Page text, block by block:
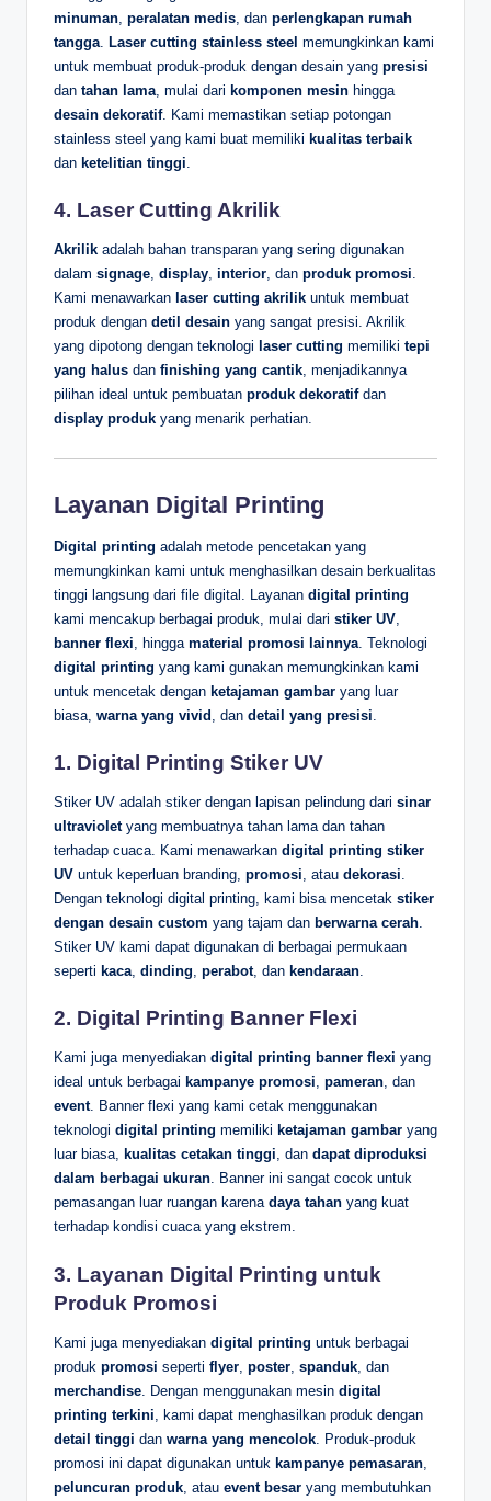
minuman peralatan medis , dan perlengkapan rumah
tangga Laser cutting stainless steel memungkinkan kami
untuk membuat produk-produk dengan desain yang presisi
dan tahan lama , mulai dari komponen mesin hingga
desain dekoratif. Kami memastikan setiap potongan
stainless steel yang kami buat memiliki kualitas terbaik
dan ketelitian tinggi
4. Laser Cutting Akrilik
Akrilik adalah bahan transparan yang sering digunakan
dalam signage display interior , dan produk promosi
Kami menawarkan laser cutting akrilik untuk membuat
produk dengan detil desain yang sangat presisi. Akrilik
yang dipotong dengan teknologi laser cutting memiliki tepi
yang halus dan finishing yang cantik , menjadikannya
pilihan ideal untuk pembuatan produk dekoratifdan
display produk yang menarik perhatian.
Layanan Digital Printing
Digital printing adalah metode pencetakan yang
memungkinkan kami untuk menghasilkan desain berkualitas
tinggi langsung dari file digital. Layanan digital printing
kami mencakup berbagai produk, mulai dari stiker UV,
banner flexi, hingga material promosi lainnya. Teknologi
digital printing yang kami gunakan memungkinkan kami
untuk mencetak dengan ketajaman gambar yang luar
biasa, warna yang vivid , dan detail yang presisi.
1. Digital Printing Stiker UV
Stiker UV adalah stiker dengan lapisan pelindung dari sinar
ultravioletyang membuatnya tahan lama dan tahan
terhadap cuaca. Kami menawarkan digital printing stiker
UV untuk keperluan branding, promosi, atau dekorasi.
Dengan teknologi digital printing, kami bisa mencetak stiker
dengan desain custom yang tajam dan berwarna cerah.
Stiker UV kami dapat digunakan di berbagai permukaan
seperti kaca, dinding, perabot, dan kendaraan.
2. Digital Printing Banner Flexi
Kami juga menyediakan digital printing banner flexi yang
ideal untuk berbagai kampanye promosi, pameran, dan
event. Banner flexi yang kami cetak menggunakan
teknologi digital printing memiliki ketajaman gambar yang
luar biasa, kualitas cetakan tinggi, dan dapat diproduksi
dalam berbagai ukuran. Banner ini sangat cocok untuk
pemasangan luar ruangan karena daya tahan yang kuat
terhadap kondisi cuaca yang ekstrem.
3. Layanan Digital Printing untuk
Produk Promosi
Kami juga menyediakan digital printing untuk berbagai
produk promosi seperti flyer poster spanduk , dan
merchandise . Dengan menggunakan mesin digital
printing terkini , kami dapat menghasilkan produk dengan
detail tinggi dan warna yang mencolok . Produk-produk
promosi ini dapat digunakan untuk kampanye pemasaran
peluncuran produk , atau event besar yang membutuhkan